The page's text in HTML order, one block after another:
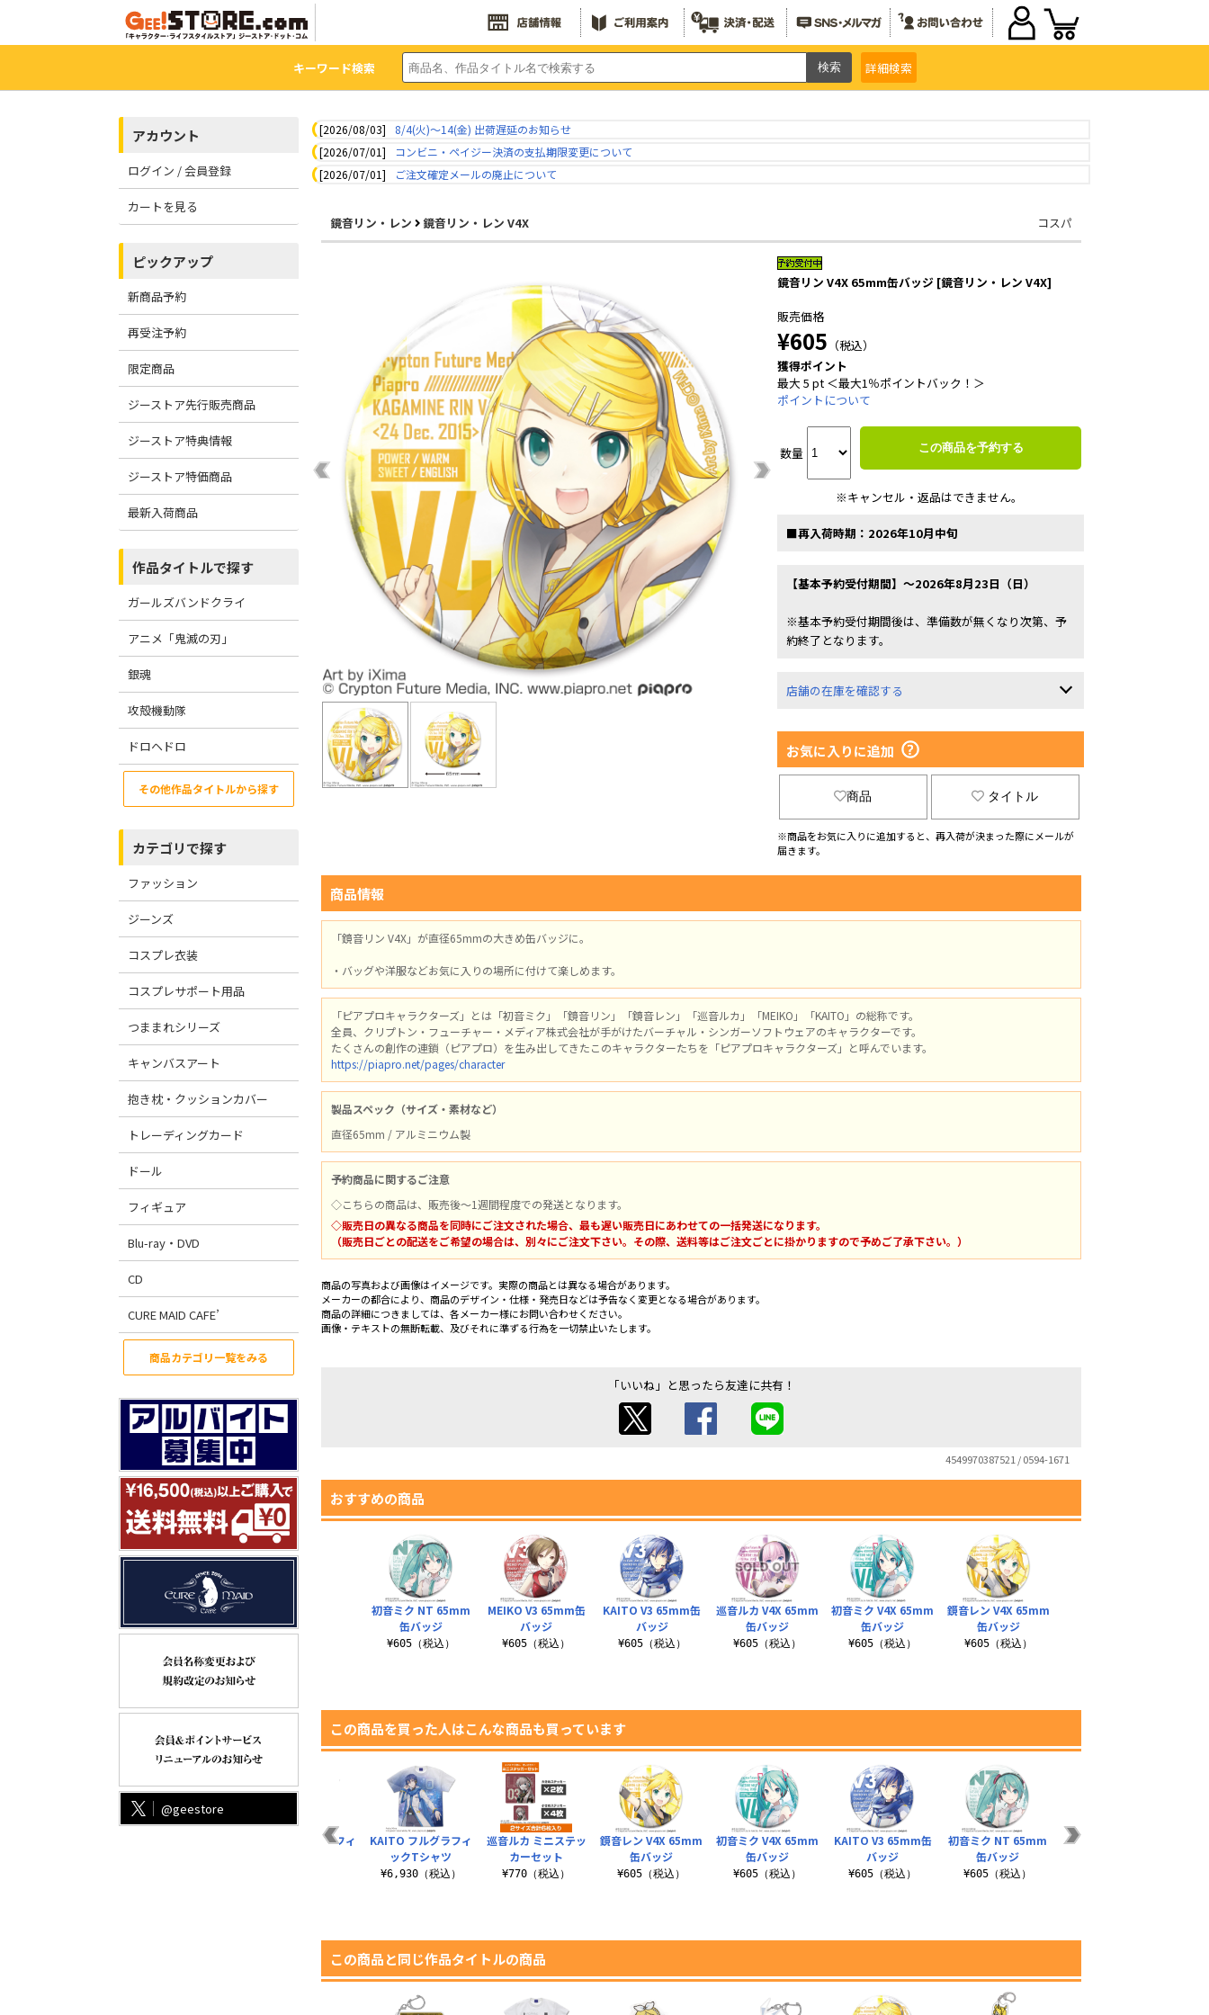
キーワード検索 詳細検索
アカウント
ログイン / 会員登録
カートを見る
ピックアップ
新商品予約
再受注予約
限定商品
ジーストア先行販売商品
ジーストア特典情報
ジーストア特価商品
最新入荷商品
作品タイトルで探す
ガールズバンドクライ
アニメ「鬼滅の刃」
銀魂
攻殻機動隊
ドロヘドロ
その他作品タイトルから探す
カテゴリで探す
ファッション
ジーンズ
コスプレ衣装
コスプレサポート用品
つままれシリーズ
キャンバスアート
抱き枕・クッションカバー
トレーディングカード
ドール
フィギュア
Blu-ray・DVD
CD
CURE MAID CAFE’
商品カテゴリ一覧をみる
@geestore
[2026/08/03]
8/4(火)～14(金) 出荷遅延のお知らせ
[2026/07/01]
コンビニ・ペイジー決済の支払期限変更について
[2026/07/01]
ご注文確定メールの廃止について
鏡音リン・レン 鏡音リン・レン V4X コスパ
鏡音リン V4X 65mm缶バッジ [鏡音リン・レン V4X]
販売価格
¥605 （税込）
獲得ポイント
最大 5 pt ＜最大1％ポイントバック！＞
ポイントについて
数量 この商品を予約する
※キャンセル・返品はできません。
■再入荷時期：2026年10月中旬
【基本予約受付期間】～2026年8月23日（日）
※基本予約受付期間後は、準備数が無くなり次第、予
約終了となります。
店舗の在庫を確認する
お気に入りに追加
商品 タイトル
※商品をお気に入りに追加すると、再入荷が決まった際にメールが
届きます。
商品情報
「鏡音リン V4X」が直径65mmの大きめ缶バッジに。
・バッグや洋服などお気に入りの場所に付けて楽しめます。
「ピアプロキャラクターズ」とは「初音ミク」「鏡音リン」「鏡音レン」「巡音ルカ」「MEIKO」「KAITO」の総称です。
全員、クリプトン・フューチャー・メディア株式会社が手がけたバーチャル・シンガーソフトウェアのキャラクターです。
たくさんの創作の連鎖（ピアプロ）を生み出してきたこのキャラクターたちを「ピアプロキャラクターズ」と呼んでいます。
https://piapro.net/pages/character
製品スペック（サイズ・素材など）
直径65mm / アルミニウム製
予約商品に関するご注意
◇こちらの商品は、販売後～1週間程度での発送となります。
◇販売日の異なる商品を同時にご注文された場合、最も遅い販売日にあわせての一括発送になります。
（販売日ごとの配送をご希望の場合は、別々にご注文下さい。その際、送料等はご注文ごとに掛かりますので予めご了承下さい。）
商品の写真および画像はイメージです。実際の商品とは異なる場合があります。
メーカーの都合により、商品のデザイン・仕様・発売日などは予告なく変更となる場合があります。
商品の詳細につきましては、各メーカー様にお問い合わせください。
画像・テキストの無断転載、及びそれに準ずる行為を一切禁止いたします。
「いいね」と思ったら友達に共有！
4549970387521 / 0594-1671
おすすめの商品
KAITO V3 65mm缶
バッジ
¥605（税込）
巡音ルカ V4X 65mm
缶バッジ
¥605（税込）
初音ミク V4X 65mm
缶バッジ
¥605（税込）
鏡音レン V4X 65mm
缶バッジ
¥605（税込）
初音ミク NT 65mm
缶バッジ
¥605（税込）
MEIKO V3 65mm缶
バッジ
¥605（税込）
この商品を買った人はこんな商品も買っています
鏡音レン V4X 65mm
缶バッジ
¥605（税込）
初音ミク V4X 65mm
缶バッジ
¥605（税込）
KAITO V3 65mm缶
バッジ
¥605（税込）
初音ミク NT 65mm
缶バッジ
¥605（税込）
MEIKO V3 65mm缶
MEIKO フルグラフィ
KAITO フルグラフィ
ックTシャツ
¥6,930（税込）
巡音ルカ ミニステッ
カーセット
¥770（税込）
この商品と同じ作品タイトルの商品